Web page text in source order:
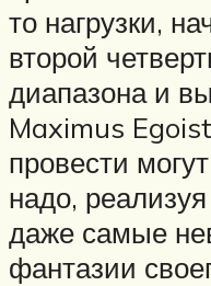
то нагрузки,
второй
диапазона и
Maximus
провести
надо,
даже самые
фантазии